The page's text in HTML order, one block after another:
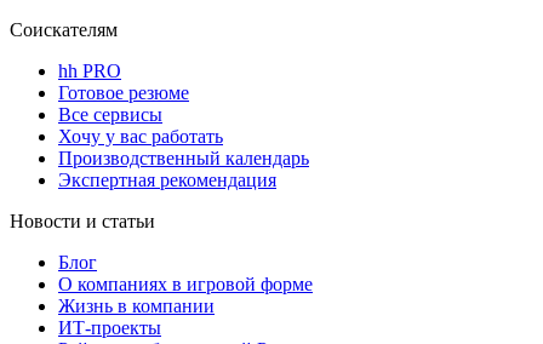
Соискателям
hh PRO
Готовое резюме
Все сервисы
Хочу у вас работать
Производственный календарь
Экспертная рекомендация
Новости и статьи
Блог
О компаниях в игровой форме
Жизнь в компании
ИТ-проекты